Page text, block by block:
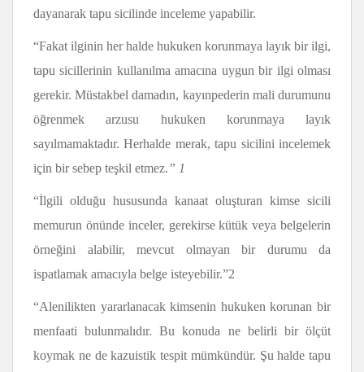
dayanarak tapu sicilinde inceleme yapabilir.
“Fakat ilginin her halde hukuken korunmaya layık bir ilgi,
tapu sicillerinin kullanılma amacına uygun bir ilgi olması
gerekir. Müstakbel damadın, kayınpederin mali durumunu
öğrenmek arzusu hukuken korunmaya layık
sayılmamaktadır. Herhalde merak, tapu sicilini incelemek
için bir sebep teşkil etmez.” 1
“İlgili olduğu hususunda kanaat oluşturan kimse sicili
memurun önünde inceler, gerekirse kütük veya belgelerin
örneğini alabilir, mevcut olmayan bir durumu da
ispatlamak amacıyla belge isteyebilir.”2
“Alenilikten yararlanacak kimsenin hukuken korunan bir
menfaati bulunmalıdır. Bu konuda ne belirli bir ölçüt
koymak ne de kazuistik tespit mümkündür. Şu halde tapu